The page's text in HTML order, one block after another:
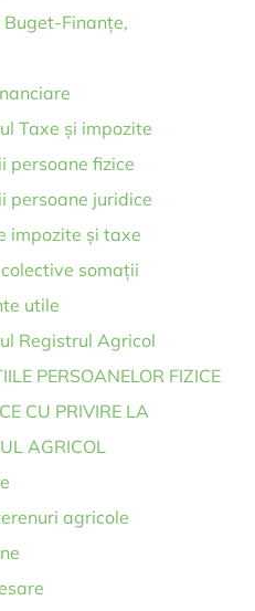
Finanțe,
Taxe și impozite
persoane fizice
persoane juridice
impozite și taxe
somații
utile
Registrul Agricol
PERSOANELOR FIZICE
CU PRIVIRE LA
AGRICOL
agricole